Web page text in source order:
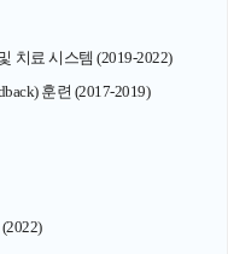
치료 시스템 (2019-2022)
훈련 (2017-2019)